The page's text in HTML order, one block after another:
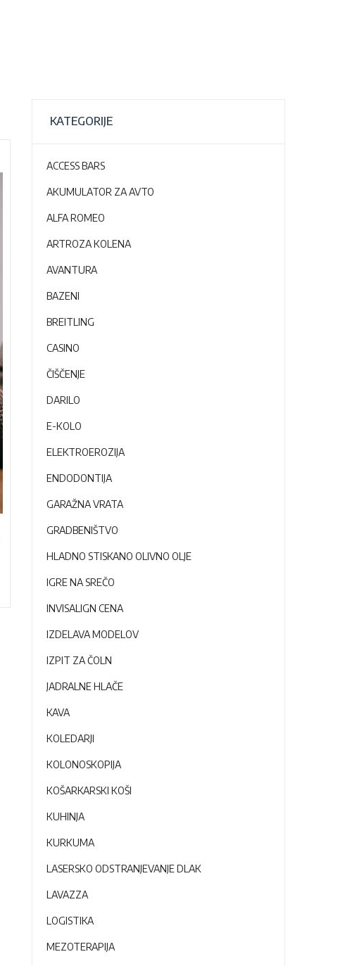
KATEGORIJE
ACCESS BARS
AKUMULATOR ZA AVTO
ALFA ROMEO
ARTROZA KOLENA
AVANTURA
BAZENI
BREITLING
CASINO
ČIŠČENJE
DARILO
E-KOLO
ELEKTROEROZIJA
ENDODONTIJA
GARAŽNA VRATA
GRADBENIŠTVO
HLADNO STISKANO OLIVNO OLJE
IGRE NA SREČO
INVISALIGN CENA
IZDELAVA MODELOV
IZPIT ZA ČOLN
JADRALNE HLAČE
KAVA
KOLEDARJI
KOLONOSKOPIJA
KOŠARKARSKI KOŠI
KUHINJA
KURKUMA
LASERSKO ODSTRANJEVANJE DLAK
LAVAZZA
LOGISTIKA
MEZOTERAPIJA